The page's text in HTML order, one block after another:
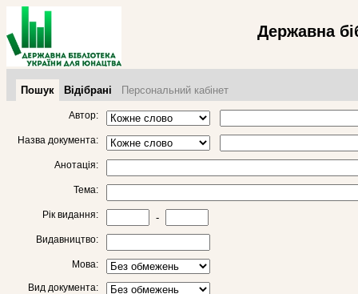
Державна
Пошук Відібрані Персональний кабінет
Автор:
Назва документа:
Анотація:
Тема:
Рік видання: -
Видавництво:
Мова:
Вид документа: